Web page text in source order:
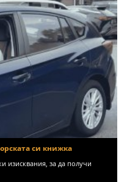
си книжка
изисквания, за да получи